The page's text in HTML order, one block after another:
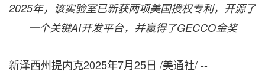
2025年，该实验室已新获两项美国授权专利，开源了
一个关键AI开发平台，并赢得了GECCO金奖
新泽西州提内克2025年7月25日 /美通社/ --